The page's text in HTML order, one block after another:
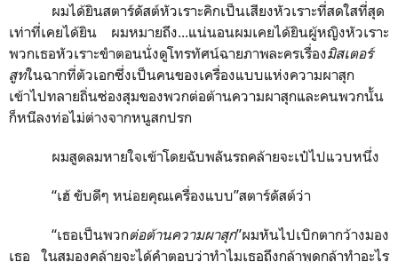
ผมได้ยินสตาร์ดัสต์หัวเราะคิกเป็นเสียงหัวเราะที่สดใสที่สุด
เท่าที่เคยได้ยิน ผมหมายถึง...แน่นอนผมเคยได้ยินผู้หญิงหัวเราะ
พวกเธอหัวเราะขำตอนนั่งดูโทรทัศน์ฉายภาพละครเรื่องมิสเตอร์
สูทในฉากที่ตัวเอกซึ่งเป็นคนของเครื่องแบบแห่งความผาสุก
เข้าไปทลายถิ่นซ่องสุมของพวกต่อต้านความผาสุกและคนพวกนั้น
ก็หนีลงท่อไม่ต่างจากหนูสกปรก
ผมสูดลมหายใจเข้าโดยฉับพลันรถคล้ายจะเป๋ไปแวบหนึ่ง
“เฮ้ ขับดีๆ หน่อยคุณเครื่องแบบ”สตาร์ดัสต์ว่า
“เธอเป็นพวกต่อต้านความผาสุก”ผมหันไปเบิกตากว้างมอง
เธอ ในสมองคล้ายจะได้คำตอบว่าทำไมเธอถึงกล้าพูดกล้าทำอะไร